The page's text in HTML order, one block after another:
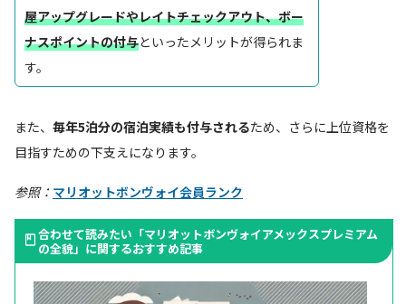
屋アップグレードやレイトチェックアウト、ボー
ナスポイントの付与といったメリットが得られま
す。
また、 毎年5泊分の宿泊実績も付与されるため、さらに上位資格を
目指すための下支えになります。
参照： マリオットボンヴォイ会員ランク
合わせて読みたい「マリオットボンヴォイアメックスプレミアム
の全貌」に関するおすすめ記事